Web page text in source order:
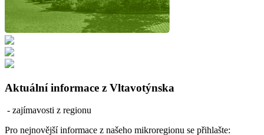
Aktuální informace z Vltavotýnska
- zajímavosti z regionu
Pro nejnovější informace z našeho mikroregionu se přihlašte: